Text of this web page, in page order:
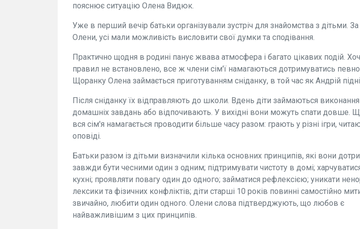
пояснює ситуацію Олена Видюк.
Уже в перший вечір батьки організували зустріч для знайомства з дітьми.
Олени, усі мали можливість висловити свої думки та сподівання.
Практично щодня в родині панує жвава атмосфера і багато цікавих подій.
правил не встановлено, все ж члени сім'ї намагаються дотримуватись
Щоранку Олена займається приготуванням сніданку, в той час як Андрій
Після сніданку їх відправляють до школи. Вдень діти займаються
домашніх завдань або відпочивають. У вихідні вони можуть спати довше.
вся сім'я намагається проводити більше часу разом: грають у різні ігри,
оповіді.
Батьки разом із дітьми визначили кілька основних принципів, які вони
завжди бути чесними один з одним; підтримувати чистоту в домі;
кухні; проявляти повагу один до одного; займатися рефлексією; уникати
лексики та фізичних конфліктів; діти старші 10 років повинні самостійно
звичайно, любити один одного. Олени слова підтверджують, що любов є
найважливішим з цих принципів.